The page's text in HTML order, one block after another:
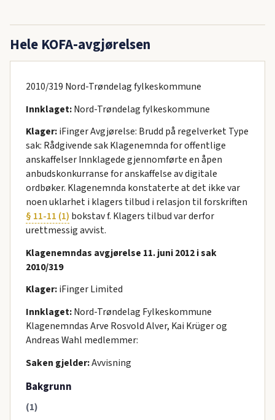
Hele KOFA-avgjørelsen
2010/319 Nord-Trøndelag fylkeskommune
Innklaget:Nord-Trøndelag fylkeskommune
Klager:iFinger Avgjørelse: Brudd på regelverket Type
sak: Rådgivende sak Klagenemnda for offentlige
anskaffelser Innklagede gjennomførte en åpen
anbudskonkurranse for anskaffelse av digitale
ordbøker. Klagenemnda konstaterte at det ikke var
noen uklarhet i klagers tilbud i relasjon til forskriften
§ 11-11 (1) bokstav f. Klagers tilbud var derfor
urettmessig avvist.
Klagenemndas avgjørelse 11. juni 2012 i sak
2010/319
Klager:iFinger Limited
Innklaget:Nord-Trøndelag Fylkeskommune
Klagenemndas Arve Rosvold Alver, Kai Krüger og
Andreas Wahl medlemmer:
Saken gjelder:Avvisning
Bakgrunn
(1)